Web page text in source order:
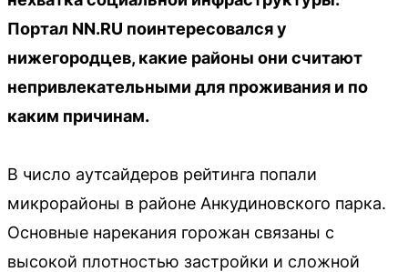
Портал NN.RU поинтересовался у
нижегородцев, какие районы они считают
непривлекательными для проживания и по
каким причинам.
В число аутсайдеров рейтинга попали
микрорайоны в районе Анкудиновского парка.
Основные нарекания горожан связаны с
высокой плотностью застройки и сложной